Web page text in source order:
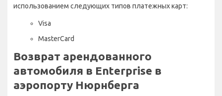
использованием следующих типов платежных карт:
Visa
MasterCard
Возврат арендованного
автомобиля в Enterprise в
аэропорту Нюрнберга